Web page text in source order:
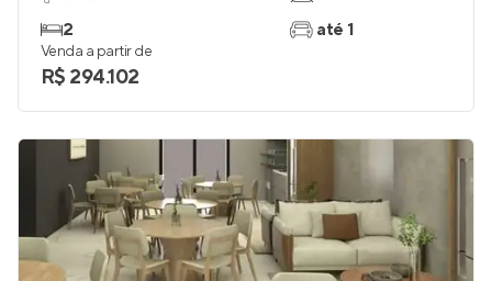
2
até 1
Venda a partir de
R$ 294.102